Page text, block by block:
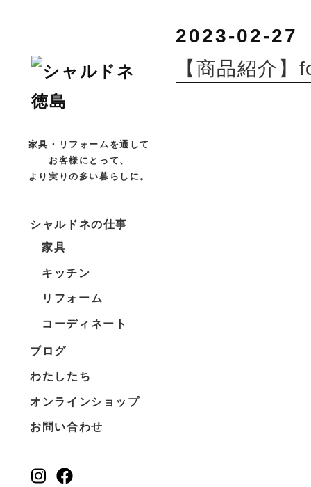
家具・リフォームを通して
お客様にとって、
より実りの多い暮らしに。
シャルドネの仕事
家具
キッチン
リフォーム
コーディネート
ブログ
わたしたち
オンラインショップ
お問い合わせ
2023-02-27
【商品紹介